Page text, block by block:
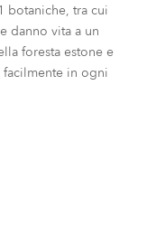
botaniche, tra cui
danno vita a un
foresta estone e
facilmente in ogni